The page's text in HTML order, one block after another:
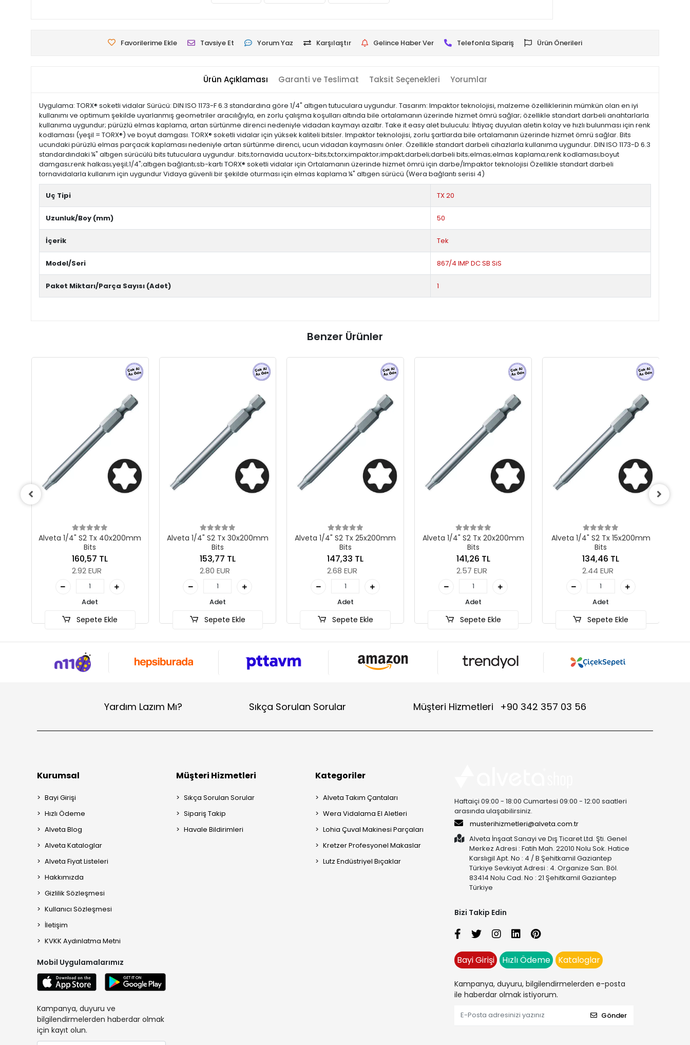
Favorilerime Ekle Tavsiye Et Yorum Yaz Karşılaştır Gelince Haber Ver Telefonla Sipariş Ürün Önerileri
Ürün Açıklaması Garanti ve Teslimat Taksit Seçenekleri Yorumlar
Uygulama: TORX® soketli vidalar Sürücü: DIN ISO 1173-F 6.3 standardına göre 1/4" altıgen tutuculara uygundur. Tasarım: Impaktor teknolojisi, malzeme özelliklerinin mümkün olan en iyi
kullanımı ve optimum şekilde uyarlanmış geometriler aracılığıyla, en zorlu çalışma koşulları altında bile ortalamanın üzerinde hizmet ömrü sağlar; özellikle standart darbeli anahtarlarla
kullanıma uygundur; pürüzlü elmas kaplama, artan sürtünme direnci nedeniyle vidadan kaymayı azaltır. Take it easy alet buluculu: İhtiyaç duyulan aletin kolay ve hızlı bulunması için renk
kodlaması (yeşil = TORX®) ve boyut damgası. TORX® soketli vidalar için yüksek kaliteli bitsler. Impaktor teknolojisi, zorlu şartlarda bile ortalamanın üzerinde hizmet ömrü sağlar. Bits
ucundaki pürüzlü elmas parçacık kaplaması nedeniyle artan sürtünme direnci, ucun vidadan kaymasını önler. Özellikle standart darbeli cihazlarla kullanıma uygundur. DIN ISO 1173-D 6.3
standardındaki ¼" altıgen sürücülü bits tutuculara uygundur. bits;tornavida ucu;torx-bits;tx;torx;impaktor;impakt;darbeli;darbeli bits;elmas;elmas kaplama;renk kodlaması;boyut
damgası;renk halkası;yeşil;1/4";altıgen bağlantı;sb-kartı TORX® soketli vidalar için Ortalamanın üzerinde hizmet ömrü için darbe/Impaktor teknolojisi Özellikle standart darbeli
tornavidalarla kullanım için uygundur Vidaya güvenli bir şekilde oturması için elmas kaplama ¼" altıgen sürücü (Wera bağlantı serisi 4)
Uç Tipi TX 20
Uzunluk/Boy (mm) 50
İçerik Tek
Model/Seri 867/4 IMP DC SB SiS
Paket Miktarı/Parça Sayısı (Adet) 1
Benzer Ürünler
Alveta 1/4" S2 Tx 30x200mm
153,77 TL
2.80 EUR
Adet
Sepete Ekle
Alveta 1/4" S2 Tx 25x200mm
147,33 TL
2.68 EUR
Adet
Sepete Ekle
Alveta 1/4" S2 Tx 20x200mm
141,26 TL
2.57 EUR
Adet
Sepete Ekle
Alveta 1/4" S2 Tx 15x200mm
134,46 TL
2.44 EUR
Adet
Sepete Ekle
Wera 867/9 C TORX® Bits,
Yarımay/Halfmoon, TX 6 x
Sepete Ekle
Yardım Lazım Mı? Sıkça Sorulan Sorular Müşteri Hizmetleri +90 342 357 03 56
Kurumsal
Bayi Girişi
Hızlı Ödeme
Alveta Blog
Alveta Kataloglar
Alveta Fiyat Listeleri
Hakkımızda
Gizlilik Sözleşmesi
Kullanıcı Sözleşmesi
İletişim
KVKK Aydınlatma Metni
Mobil Uygulamalarımız
Kampanya, duyuru ve
bilgilendirmelerden haberdar olmak
için kayıt olun.
Müşteri Hizmetleri
Sıkça Sorulan Sorular
Sipariş Takip
Havale Bildirimleri
Kategoriler
Alveta Takım Çantaları
Wera Vidalama El Aletleri
Lohia Çuval Makinesi Parçaları
Kretzer Profesyonel Makaslar
Lutz Endüstriyel Bıçaklar
Haftaiçi 09:00 - 18:00 Cumartesi 09:00 - 12:00 saatleri
arasında ulaşabilirsiniz.
musterihizmetleri@alveta.com.tr
Alveta İnşaat Sanayi ve Dış Ticaret Ltd. Şti. Genel
Merkez Adresi : Fatih Mah. 22010 Nolu Sok. Hatice
Karslıgil Apt. No : 4 / B Şehitkamil Gaziantep
Türkiye Sevkiyat Adresi : 4. Organize San. Böl.
83414 Nolu Cad. No : 21 Şehitkamil Gaziantep
Türkiye
Bizi Takip Edin
Bayi Girişi Hızlı Ödeme Kataloglar
Kampanya, duyuru, bilgilendirmelerden e-posta
ile haberdar olmak istiyorum.
Gönder